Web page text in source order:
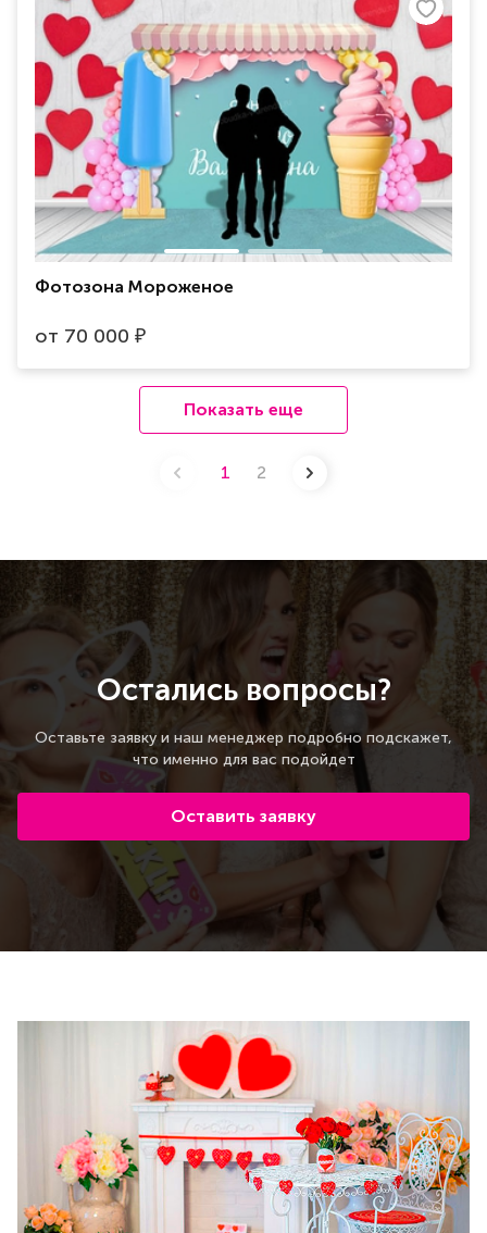
Фотозона Мороженое
от 70 000 ₽
Показать еще
1 2
Остались вопросы?
Оставьте заявку и наш менеджер подробно подскажет,
что именно для вас подойдет
Оставить заявку